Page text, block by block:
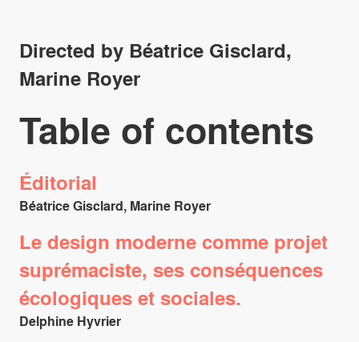
Directed by Béatrice Gisclard,
Marine Royer
Table of contents
Éditorial
Béatrice Gisclard, Marine Royer
Le design moderne comme projet
suprémaciste, ses conséquences
écologiques et sociales.
Delphine Hyvrier